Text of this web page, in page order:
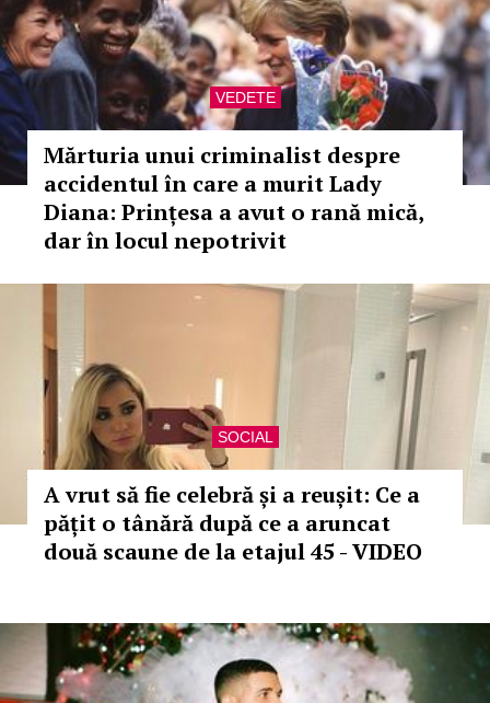
VEDETE
Mărturia unui criminalist despre
accidentul în care a murit Lady
Diana: Prințesa a avut o rană mică,
dar în locul nepotrivit
SOCIAL
A vrut să fie celebră și a reușit: Ce a
pățit o tânără după ce a aruncat
două scaune de la etajul 45 - VIDEO